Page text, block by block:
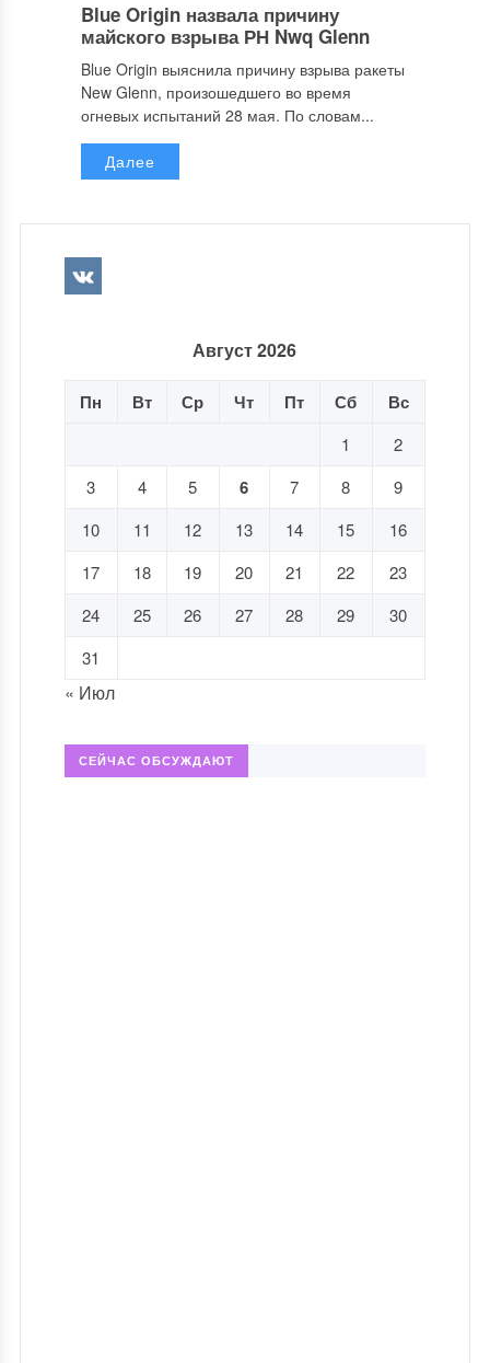
Blue Origin назвала причину
майского взрыва РН Nwq Glenn
Blue Origin выяснила причину взрыва ракеты
New Glenn, произошедшего во время
огневых испытаний 28 мая. По словам...
Далее
Август 2026
Пн Вт Ср Чт Пт Сб Вс
1
2
3
4 5 6 7 8
9
10
11 12 13 14 15
16
17
18 19 20 21 22
23
24
25 26 27 28 29
30
31
« Июл
СЕЙЧАС ОБСУЖДАЮТ